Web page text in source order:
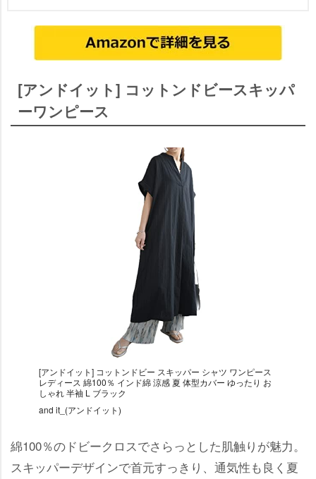
[アンドイット] コットンドビースキッパ
ーワンピース
[アンドイット] コットンドビー スキッパー シャツ ワンピース
レディース 綿100％ インド綿 涼感 夏 体型カバー ゆったり お
しゃれ 半袖 L ブラック
and it_(アンドイット)
綿100％のドビークロスでさらっとした肌触りが魅力。
スキッパーデザインで首元すっきり、通気性も良く夏